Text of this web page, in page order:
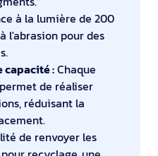
à la lumière de 200
l'abrasion pour des
capacité :Chaque
de réaliser
réduisant la
de renvoyer les